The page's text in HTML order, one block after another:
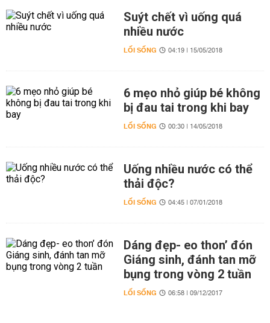
Suýt chết vì uống quá
nhiều nước
LỐI SỐNG 04:19 | 15/05/2018
6 mẹo nhỏ giúp bé không
bị đau tai trong khi bay
LỐI SỐNG 00:30 | 14/05/2018
Uống nhiều nước có thể
thải độc?
LỐI SỐNG 04:45 | 07/01/2018
Dáng đẹp- eo thon’ đón
Giáng sinh, đánh tan mỡ
bụng trong vòng 2 tuần
LỐI SỐNG 06:58 | 09/12/2017